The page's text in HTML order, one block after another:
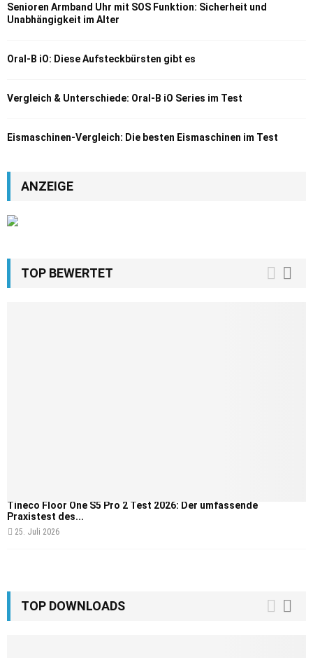
Senioren Armband Uhr mit SOS Funktion: Sicherheit und
Unabhängigkeit im Alter
Oral-B iO: Diese Aufsteckbürsten gibt es
Vergleich & Unterschiede: Oral-B iO Series im Test
Eismaschinen-Vergleich: Die besten Eismaschinen im Test
ANZEIGE
TOP BEWERTET
Tineco Floor One S5 Pro 2 Test 2026: Der umfassende
Praxistest des...
25. Juli 2026
TOP DOWNLOADS